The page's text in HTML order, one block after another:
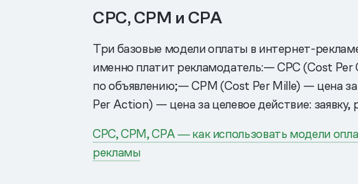
CPC, CPM и CPA
Три базовые модели оплаты в интернет-
именно платит рекламодатель:— CPC (Cost Per
по объявлению;— CPM (Cost Per Mille) — цена
Per Action) — цена за целевое действие: заявку,
CPC, CPM, CPA ― как использовать модели
рекламы